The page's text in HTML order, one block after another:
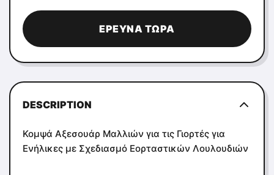
ΈΡΕΥΝΑ ΤΏΡΑ
DESCRIPTION
Κομψά Αξεσουάρ Μαλλιών για τις Γιορτές για
Ενήλικες με Σχεδιασμό Εορταστικών Λουλουδιών